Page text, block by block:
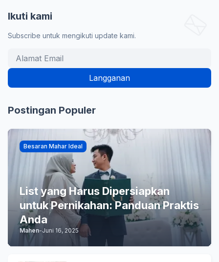
Ikuti kami
Subscribe untuk mengikuti update kami.
Postingan Populer
Besaran Mahar Ideal
List yang Harus Dipersiapkan
untuk Pernikahan: Panduan Praktis
Anda
Mahen-Juni 16, 2025